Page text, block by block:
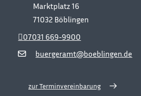
Marktplatz 16
71032 Böblingen
buergeramt@boeblingen.de
07031 669-9900
zur Terminvereinbarung